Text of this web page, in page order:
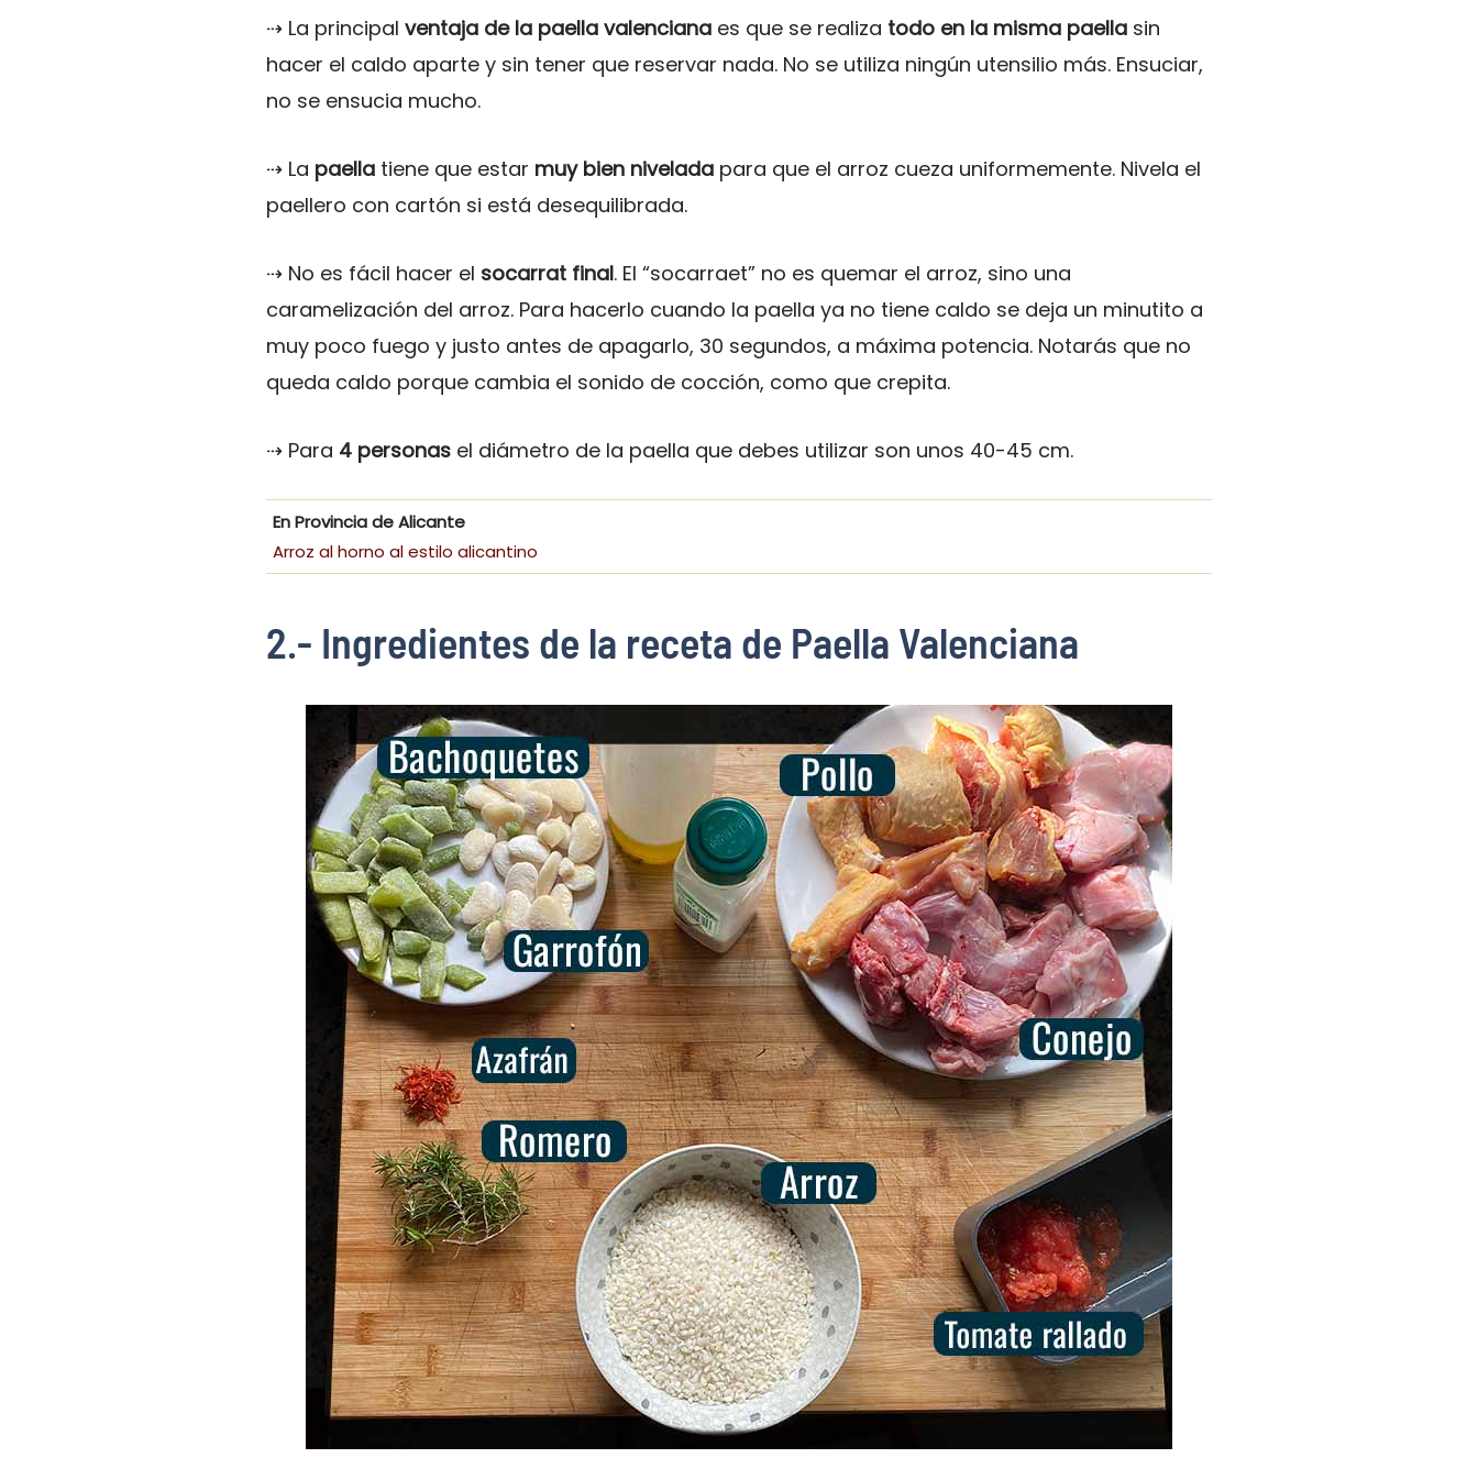
⇢ La principal ventaja de la paella valenciana es que se realiza todo en la misma paella sin
hacer el caldo aparte y sin tener que reservar nada. No se utiliza ningún utensilio más. Ensuciar,
no se ensucia mucho.
⇢ La paella tiene que estar muy bien nivelada para que el arroz cueza uniformemente. Nivela el
paellero con cartón si está desequilibrada.
⇢ No es fácil hacer el socarrat final. El “socarraet” no es quemar el arroz, sino una
caramelización del arroz. Para hacerlo cuando la paella ya no tiene caldo se deja un minutito a
muy poco fuego y justo antes de apagarlo, 30 segundos, a máxima potencia. Notarás que no
queda caldo porque cambia el sonido de cocción, como que crepita.
⇢ Para 4 personas el diámetro de la paella que debes utilizar son unos 40-45 cm.
En Provincia de Alicante
Arroz al horno al estilo alicantino
2.- Ingredientes de la receta de Paella Valenciana